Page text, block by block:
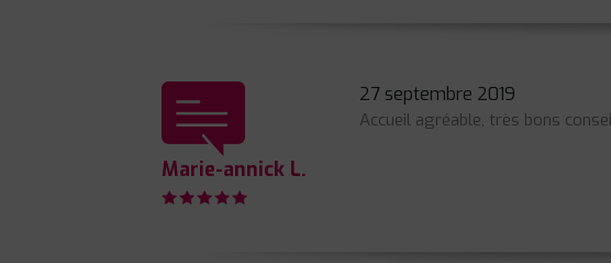
Marie-annick L.
27 septembre 2019
Accueil agréable, très bons